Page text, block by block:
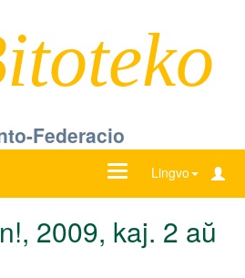
Federacio
Lingvo
Ŝanĝu
2009, kaj. 2 aŭ